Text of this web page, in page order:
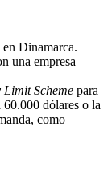
Dinamarca.
una empresa
Limit Scheme para
60.000 dólares o la
como